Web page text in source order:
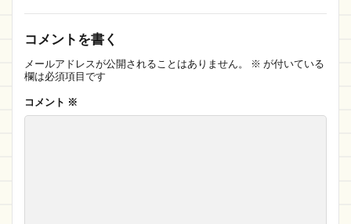
コメントを書く
メールアドレスが公開されることはありません。 ※ が付いている
欄は必須項目です
コメント ※